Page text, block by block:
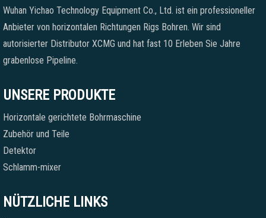
Wuhan Yichao Technology Equipment Co., Ltd. ist ein professioneller
Anbieter von horizontalen Richtungen Rigs Bohren. Wir sind
autorisierter Distributor XCMG und hat fast 10 Erleben Sie Jahre
grabenlose Pipeline.
UNSERE PRODUKTE
Horizontale gerichtete Bohrmaschine
Zubehör und Teile
Detektor
Schlamm-mixer
NÜTZLICHE LINKS